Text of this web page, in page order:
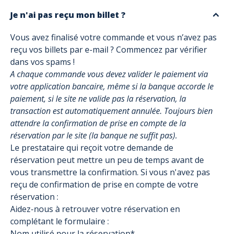
Je n'ai pas reçu mon billet ?
Vous avez finalisé votre commande et vous n’avez pas
reçu vos billets par e-mail ? Commencez par vérifier
dans vos spams !
A chaque commande vous devez valider le paiement via
votre application bancaire, même si la banque accorde le
paiement, si le site ne valide pas la réservation, la
transaction est automatiquement annulée. Toujours bien
attendre la confirmation de prise en compte de la
réservation par le site (la banque ne suffit pas).
Le prestataire qui reçoit votre demande de
réservation peut mettre un peu de temps avant de
vous transmettre la confirmation. Si vous n'avez pas
reçu de confirmation de prise en compte de votre
réservation :
Aidez-nous à retrouver votre réservation en
complétant le formulaire :